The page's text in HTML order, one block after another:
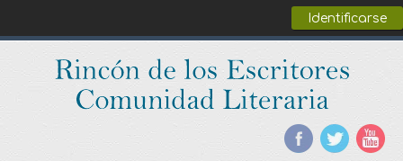
Identificarse